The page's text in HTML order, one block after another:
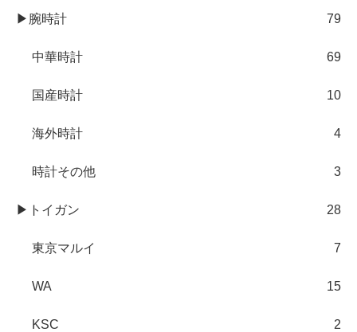
▶腕時計 79
中華時計 69
国産時計 10
海外時計 4
時計その他 3
▶トイガン 28
東京マルイ 7
WA 15
KSC 2